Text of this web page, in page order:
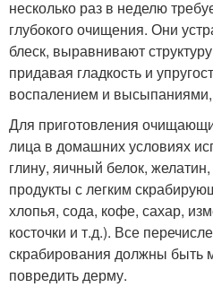
несколько раз в неделю
глубокого очищения. Они
блеск, выравнивают
придавая гладкость и
воспалением и
Для приготовления
лица в домашних условиях
глину, яичный белок,
продукты с легким
хлопья, сода, кофе, сахар,
косточки и т.д.). Все
скрабирования должны быть
повредить дерму.